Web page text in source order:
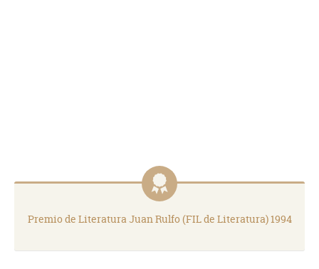
Premio de Literatura Juan Rulfo (FIL de Literatura) 1994